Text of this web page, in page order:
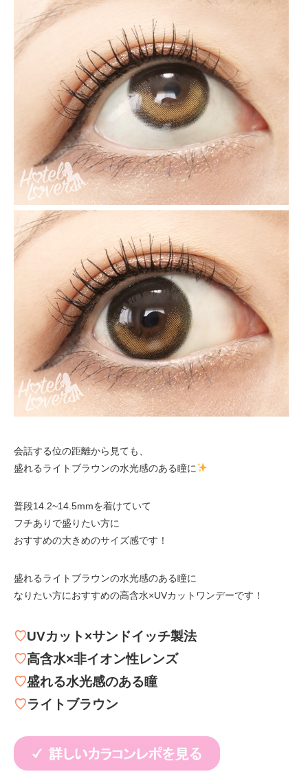
会話する位の距離から見ても、
盛れるライトブラウンの水光感のある瞳に
普段14.2~14.5mmを着けていて
フチありで盛りたい方に
おすすめの大きめのサイズ感です！
盛れるライトブラウンの水光感のある瞳に
なりたい方におすすめの高含水×UVカットワンデーです！
♡UVカット×サンドイッチ製法
♡高含水×非イオン性レンズ
♡盛れる水光感のある瞳
♡ライトブラウン